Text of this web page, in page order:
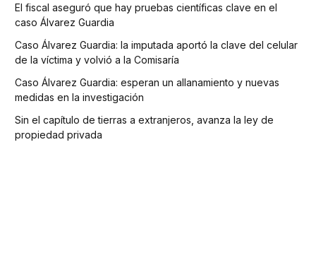
El fiscal aseguró que hay pruebas científicas clave en el
caso Álvarez Guardia
Caso Álvarez Guardia: la imputada aportó la clave del celular
de la víctima y volvió a la Comisaría
Caso Álvarez Guardia: esperan un allanamiento y nuevas
medidas en la investigación
Sin el capítulo de tierras a extranjeros, avanza la ley de
propiedad privada